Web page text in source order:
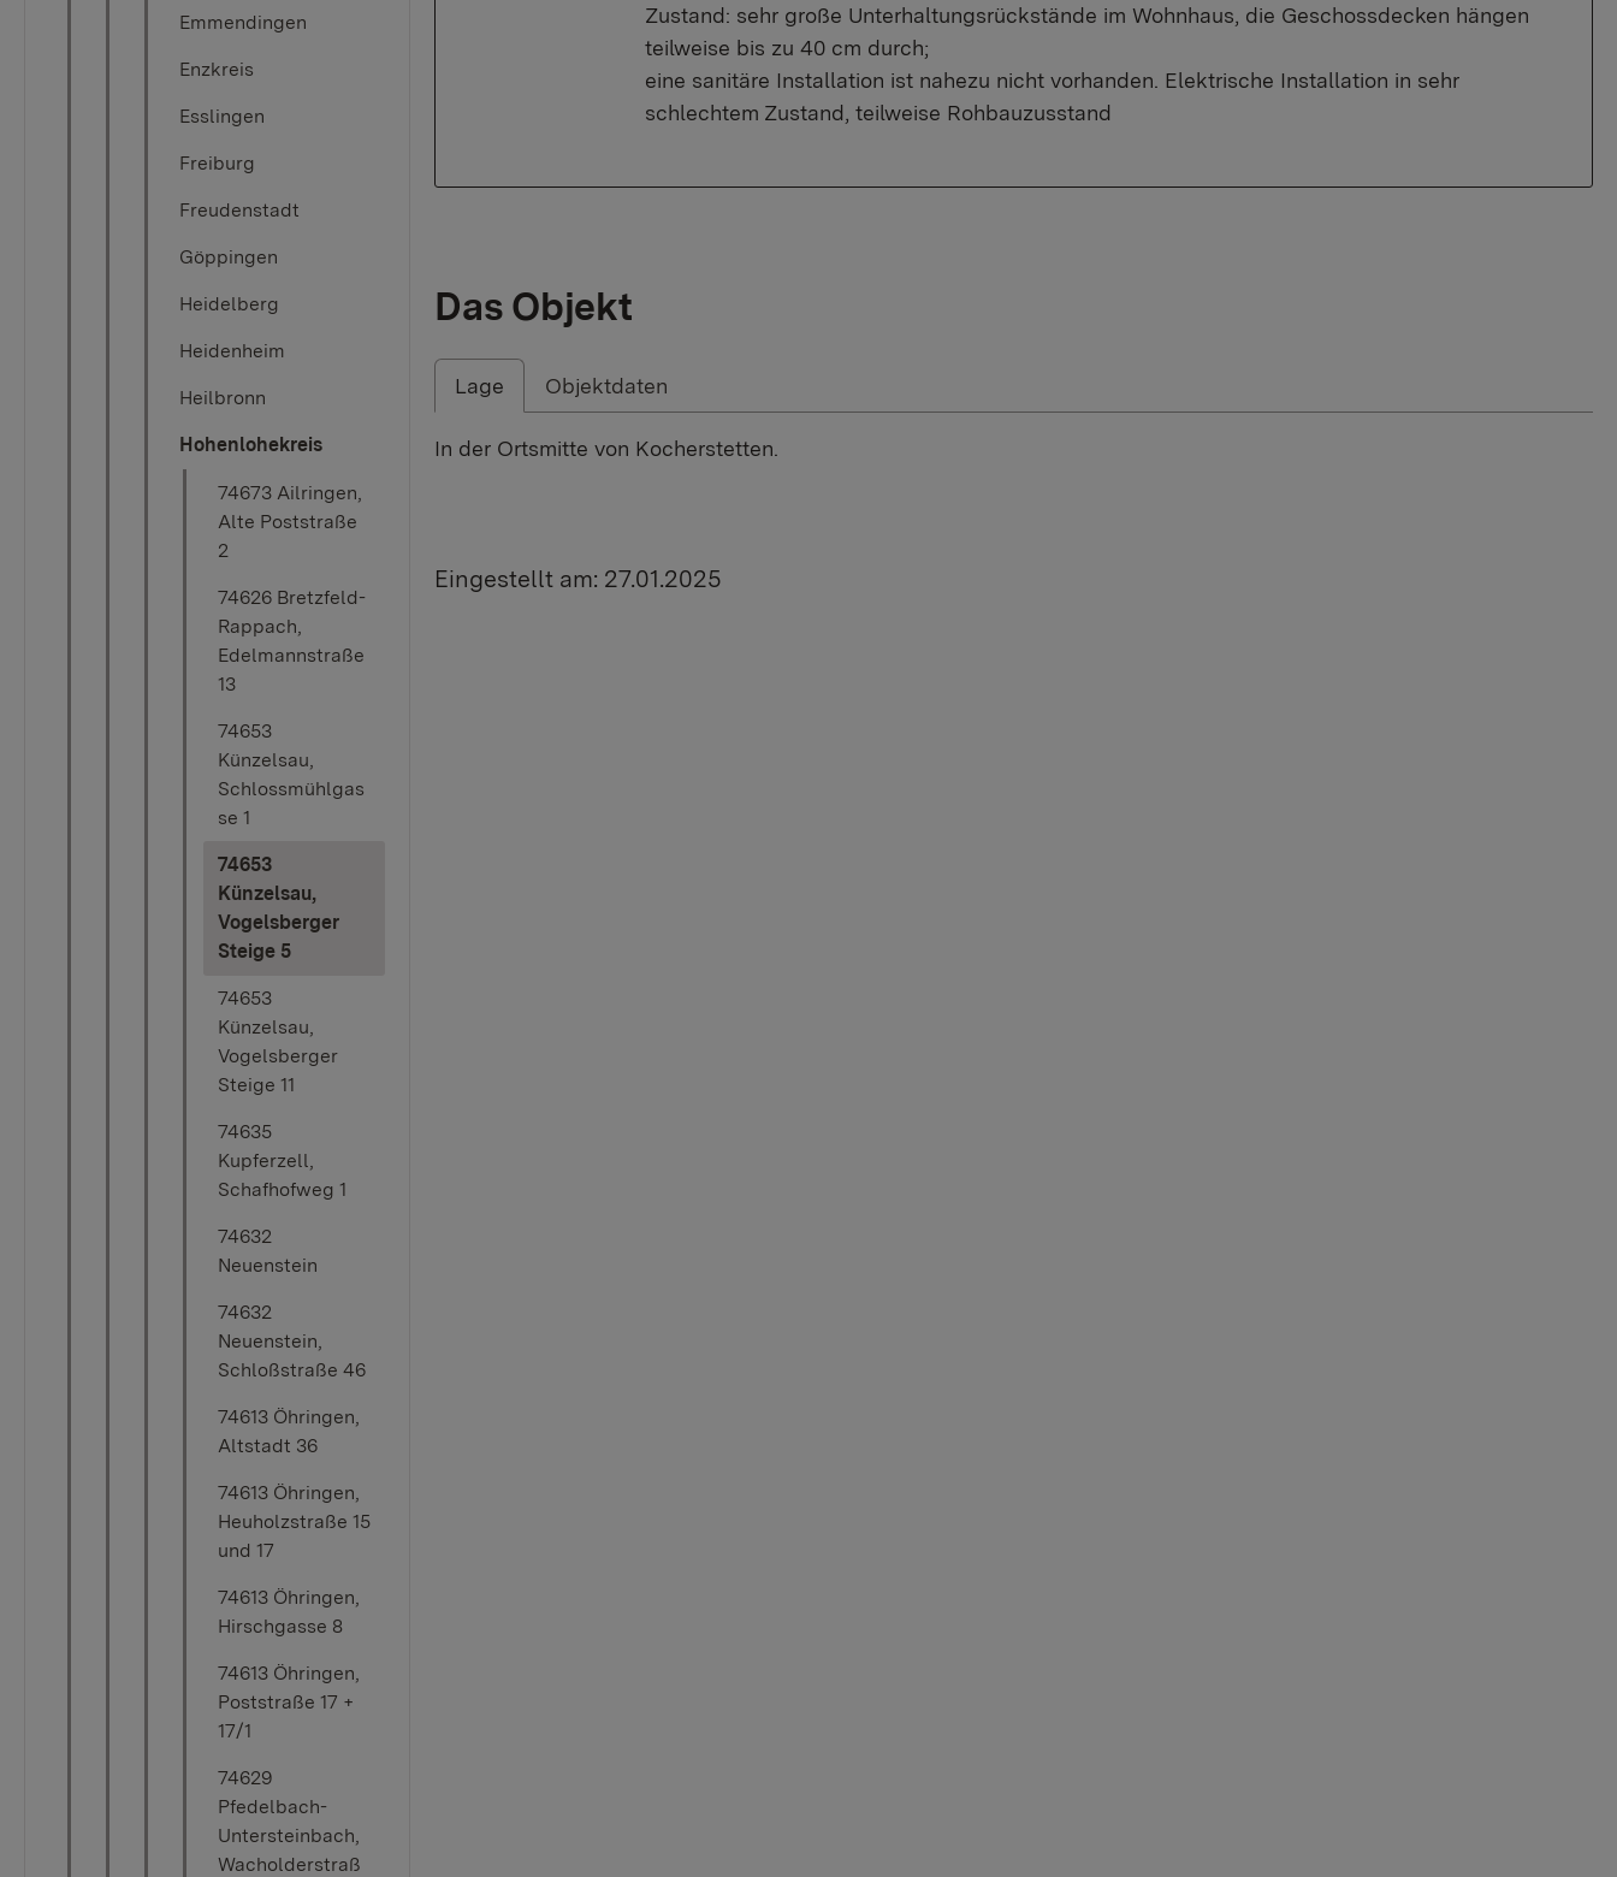
Emmendingen
Enzkreis
Esslingen
Freiburg
Freudenstadt
Göppingen
Heidelberg
Heidenheim
Heilbronn
Hohenlohekreis
74673 Ailringen,
Alte Poststraße
2
74626 Bretzfeld-
Rappach,
Edelmannstraße
13
74653
Künzelsau,
Schlossmühlgas
se 1
74653
Künzelsau,
Vogelsberger
Steige 5(current)
74653
Künzelsau,
Vogelsberger
Steige 11
74635
Kupferzell,
Schafhofweg 1
74632
Neuenstein
74632
Neuenstein,
Schloßstraße 46
74613 Öhringen,
Altstadt 36
74613 Öhringen,
Heuholzstraße 15
und 17
74613 Öhringen,
Hirschgasse 8
74613 Öhringen,
Poststraße 17 +
17/1
74629
Pfedelbach-
Untersteinbach,
Wacholderstraß
Zustand: sehr große Unterhaltungsrückstände im Wohnhaus, die Geschossdecken hängen
teilweise bis zu 40 cm durch;
eine sanitäre Installation ist nahezu nicht vorhanden. Elektrische Installation in sehr
schlechtem Zustand, teilweise Rohbauzusstand
Das Objekt
Lage Objektdaten
In der Ortsmitte von Kocherstetten.
Eingestellt am: 27.01.2025